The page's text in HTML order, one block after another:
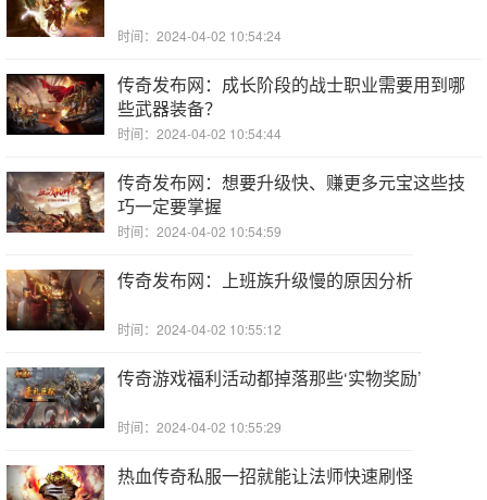
时间：2024-04-02 10:54:24
传奇发布网：成长阶段的战士职业需要用到哪
些武器装备？
时间：2024-04-02 10:54:44
传奇发布网：想要升级快、赚更多元宝这些技
巧一定要掌握
时间：2024-04-02 10:54:59
传奇发布网：上班族升级慢的原因分析
时间：2024-04-02 10:55:12
传奇游戏福利活动都掉落那些‘实物奖励’
时间：2024-04-02 10:55:29
热血传奇私服一招就能让法师快速刷怪